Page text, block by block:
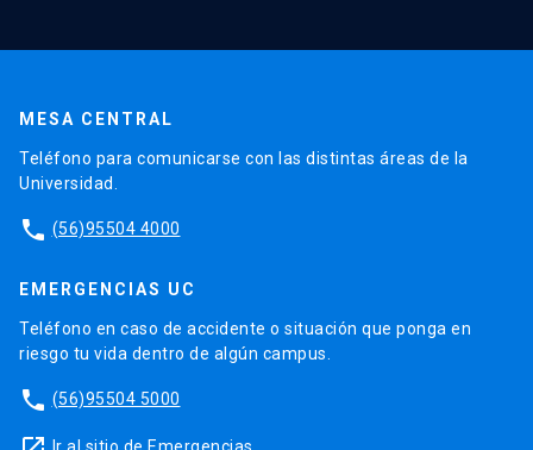
MESA CENTRAL
Teléfono para comunicarse con las distintas áreas de la
Universidad.
phone (56)95504 4000
EMERGENCIAS UC
Teléfono en caso de accidente o situación que ponga en
riesgo tu vida dentro de algún campus.
phone (56)95504 5000
Ir al sitio de Emergencias